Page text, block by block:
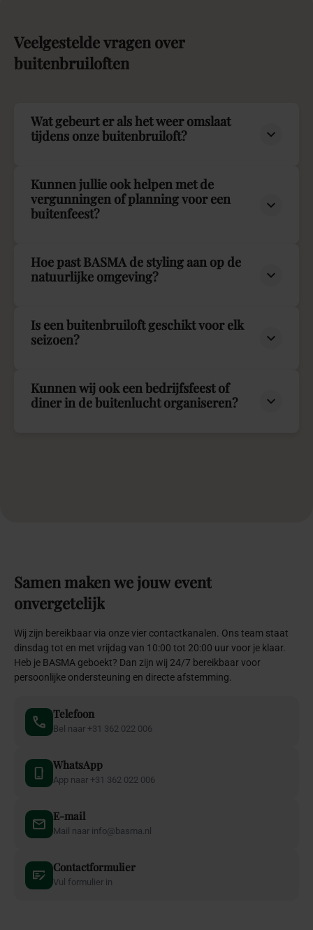
Veelgesteldevragen over
buitenbruiloften
Wat gebeurt er als het weer omslaat
tijdens onze buitenbruiloft?
Kunnen jullie ook helpen met de
vergunningen of planning voor een
buitenfeest?
Hoe past BASMA de styling aan op de
natuurlijke omgeving?
Is een buitenbruiloft geschikt voor elk
seizoen?
Kunnen wij ook een bedrijfsfeest of
diner in de buitenlucht organiseren?
Samen makenwejouw event
onvergetelijk
Wij zijn bereikbaar via onze vier contactkanalen. Ons team staat
dinsdag tot en met vrijdag van 10:00 tot 20:00 uur voor je klaar.
Heb je BASMA geboekt? Dan zijn wij 24/7 bereikbaar voor
persoonlijke ondersteuning en directe afstemming.
Telefoon
Bel naar +31 362 022 006
WhatsApp
App naar +31 362 022 006
E-mail
Mail naar info@basma.nl
Contactformulier
Vul formulier in